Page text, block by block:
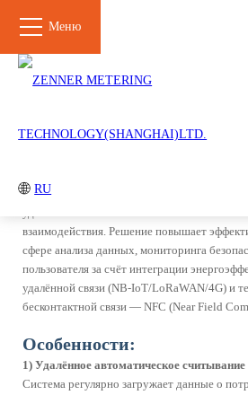
Меню
RU
Продукты
Решение
Система
интеллектуальных
счётчиков AMI (Advanced
Metering Infrastructure
интеллектуальных
счетчиков с предоплатой
Решение IoT + NFC
интеллектуальных
интеллектуальных газовых счётчиков. Оно
взаимодействия. Решение повышает
сфере анализа данных, мониторинга
пользователя за счёт интеграции
удалённой связи (NB-IoT/LoRaWAN/4G) и
бесконтактной связи — NFC (Near Field
Особенности:
1) Удалённое автоматическое считывание
Система регулярно загружает данные о